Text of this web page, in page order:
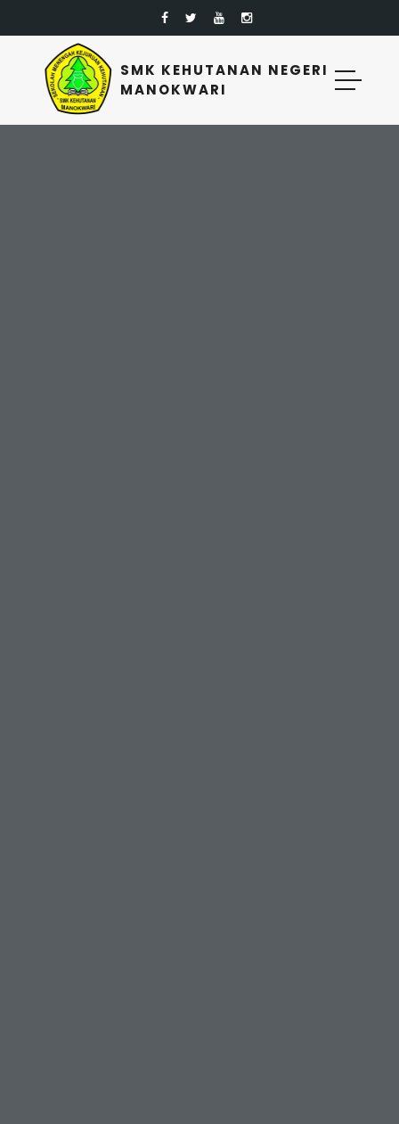
SMK KEHUTANAN NEGERI
MANOKWARI